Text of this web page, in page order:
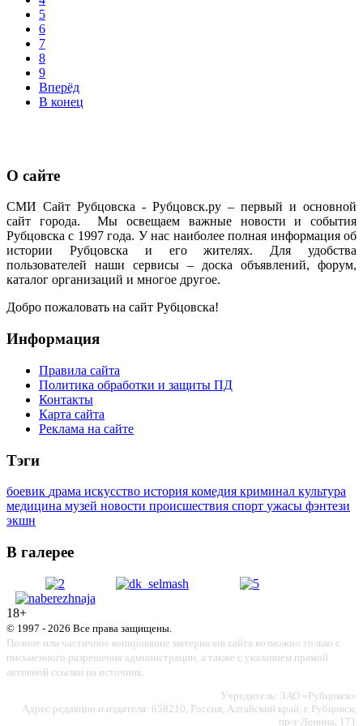
5
6
7
8
9
Вперёд
В конец
О сайте
СМИ Сайт Рубцовска - Рубцовск.ру – первый и основной
сайт города. Мы освещаем важные новости и события
Рубцовска с 1997 года. У нас наиболее полная информация об
истории Рубцовска и его жителях. Для удобства
пользователей наши сервисы – доска объявлений, форум,
каталог организаций и многое другое.
Добро пожаловать на сайт Рубцовска!
Информация
Правила сайта
Политика обработки и защиты ПД
Контакты
Карта сайта
Реклама на сайте
Тэги
боевик драма искусство история комедия криминал культура
медицина музей новости происшествия спорт ужасы фэнтези
экшн
В галерее
18+
© 1997 - 2026 Все права защищены.
Полное или частичное копирование материалов сайта возможно только с
письменного разрешения администрации, а также с указанием прямой
активной ссылки на источник.
Учредитель: ЗАО «Рубцовск»
Адрес редакции и издателя: 658210, Россия, Алтайский край, г. Рубцовск,
пр-т Ленина, 171